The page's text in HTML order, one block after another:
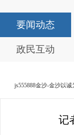
要闻动态
政民互动
js555888金沙-金沙以
记